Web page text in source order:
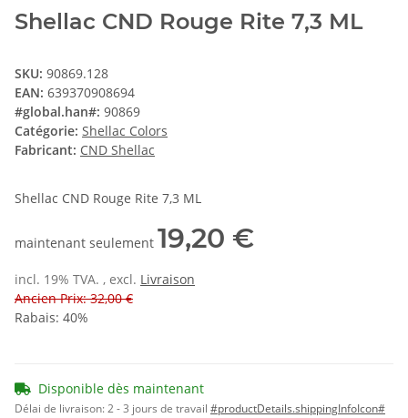
Shellac CND Rouge Rite 7,3 ML
SKU: 90869.128
EAN: 639370908694
#global.han#: 90869
Catégorie: Shellac Colors
Fabricant: CND Shellac
Shellac CND Rouge Rite 7,3 ML
maintenant seulement 19,20 €
incl. 19% TVA. , excl. Livraison
Ancien Prix: 32,00 €
Rabais: 40%
Disponible dès maintenant
Délai de livraison:2 - 3 jours de travail #productDetails.shippingInfoIcon#